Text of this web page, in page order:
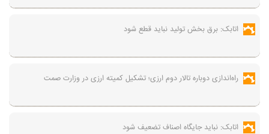
اتابک: برق بخش تولید نباید قطع شود
راه‌اندازی دوباره تالار دوم ارزی؛ تشکیل کمیته ارزی در وزارت صمت
اتابک: نباید جایگاه اصناف تضعیف شود